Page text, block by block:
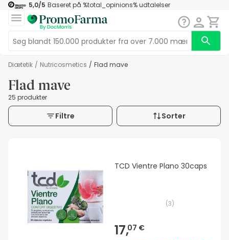
5,0/5 Baseret på %total_opinions%udtalelser
diætetik / nutricosmetics / Flad mave
Flad mave
25 produkter
Filtre Sorter
TCD Vientre Plano 30caps
(3)
17,07 €